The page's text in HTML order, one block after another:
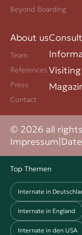
Beyond Boarding
About us
Team
References
Press
Contact
© 2026 all
Impressum|
Top Themen
Internate in
Internate in England
Internate in den USA